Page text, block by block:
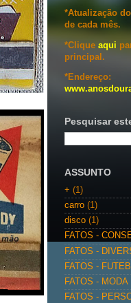
*Atualização
de cada mês.
*Clique aqui
principal.
*Endereço:
Pesquisar
ASSUNTO
+ (1)
carro (1)
disco (1)
FATOS -
FATOS -
FATOS -
FATOS - MODA
FATOS -